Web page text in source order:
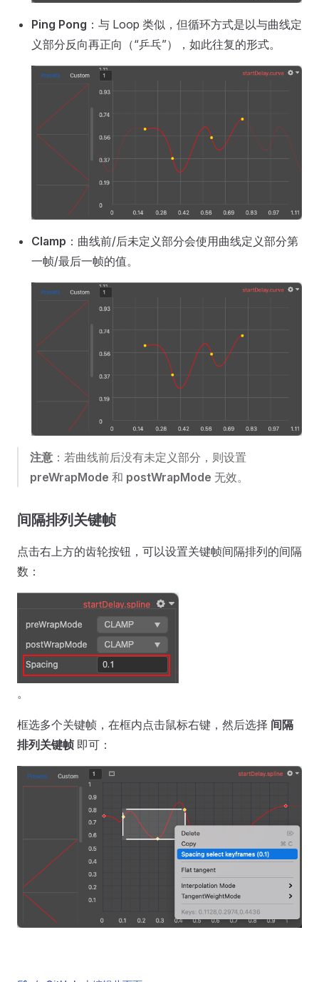
Ping Pong ：与 Loop 类似，但循环方式是以与曲线定
义部分反向再正向（“乒乓”），如此往复的形式。
Clamp ：曲线前/后未定义部分会使用曲线定义部分第
一帧/最后一帧的值。
注意 ：若曲线前后没有未定义部分，则设置
preWrapMode 和 postWrapMode 无效。
间隔排列关键帧
点击右上方的齿轮按钮，可以设置关键帧间隔排列的间隔
数：
。
框选多个关键帧，在框内点击鼠标右键，然后选择 间隔
排列关键帧 即可：